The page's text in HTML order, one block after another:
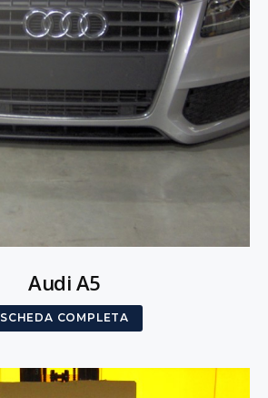
Audi A5
SCHEDA COMPLETA